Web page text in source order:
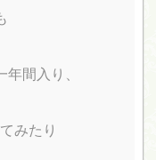
間入り、
みたり